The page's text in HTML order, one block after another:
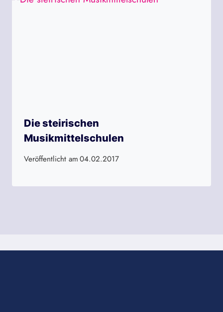
Die steirischen
Musikmittelschulen
Veröffentlicht am04.02.2017